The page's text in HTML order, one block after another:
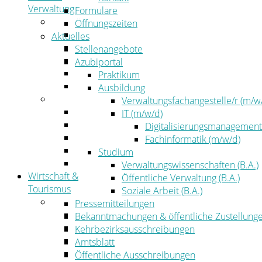
Verwaltung
Politik
Kreistag
Kreistagsinformationssystem
Bürgerinformationssystem
Wahlen
Leitbild
Der Landrat
Kommunalaufsicht
Zahlen, Daten, Fakten
Wirtschaft &
Tourismus
Wirtschaft
Wirtschaftsförderung
Gewerbeflächen und Unternehmen
Arbeitgeberservice
Mobilfunk & Breitband
Formulare
Öffnungszeiten
Aktuelles
Stellenangebote
Azubiportal
Praktikum
Ausbildung
Verwaltungsfachangestelle/r (m/
IT (m/w/d)
Fachinformatik (m/w/d)
Studium
Verwaltungswissenschaften (B.A.)
Öffentliche Verwaltung (B.A.)
Soziale Arbeit (B.A.)
Pressemitteilungen
Bekanntmachungen & öffentliche
Kehrbezirksausschreibungen
Amtsblatt
Öffentliche Ausschreibungen